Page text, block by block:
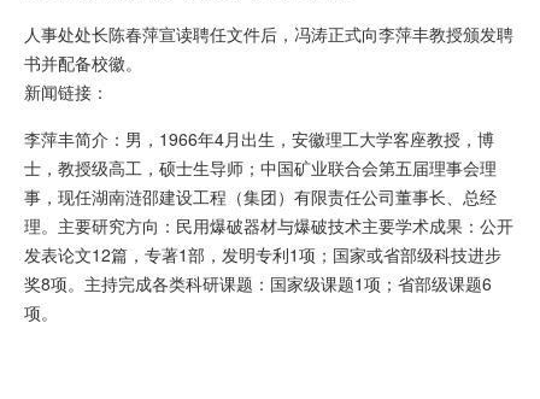
人事处处长陈春萍宣读聘任文件后，冯涛正式向李萍丰教授颁发聘
书并配备校徽。
新闻链接：
李萍丰简介：男，1966年4月出生，安徽理工大学客座教授，博
士，教授级高工，硕士生导师；中国矿业联合会第五届理事会理
事，现任湖南涟邵建设工程（集团）有限责任公司董事长、总经
理。主要研究方向：民用爆破器材与爆破技术主要学术成果：公开
发表论文12篇，专著1部，发明专利1项；国家或省部级科技进步
奖8项。主持完成各类科研课题：国家级课题1项；省部级课题6
项。